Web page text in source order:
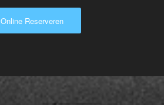
Online Reserveren